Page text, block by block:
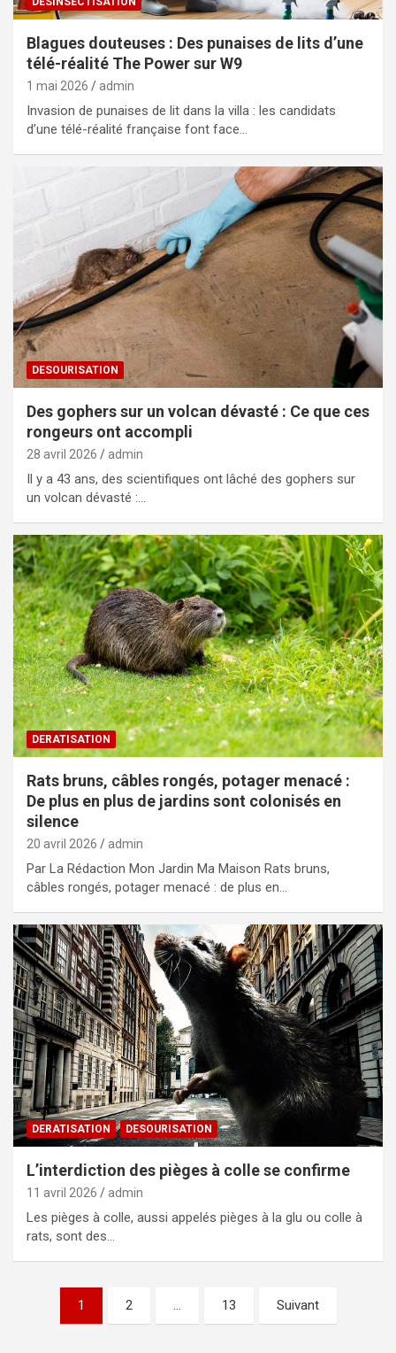
Blagues douteuses : Des punaises de lits d’une
télé-réalité The Power sur W9
1 mai 2026 admin
Invasion de punaises de lit dans la villa : les candidats
d’une télé-réalité française font face…
DESOURISATION
Des gophers sur un volcan dévasté : Ce que ces
rongeurs ont accompli
28 avril 2026 admin
Il y a 43 ans, des scientifiques ont lâché des gophers sur
un volcan dévasté :…
DERATISATION
Rats bruns, câbles rongés, potager menacé :
De plus en plus de jardins sont colonisés en
silence
20 avril 2026 admin
Par La Rédaction Mon Jardin Ma Maison Rats bruns,
câbles rongés, potager menacé : de plus en…
DERATISATION DESOURISATION
L’interdiction des pièges à colle se confirme
11 avril 2026 admin
Les pièges à colle, aussi appelés pièges à la glu ou colle à
rats, sont des…
Pagination
1 2 … 13 Suivant